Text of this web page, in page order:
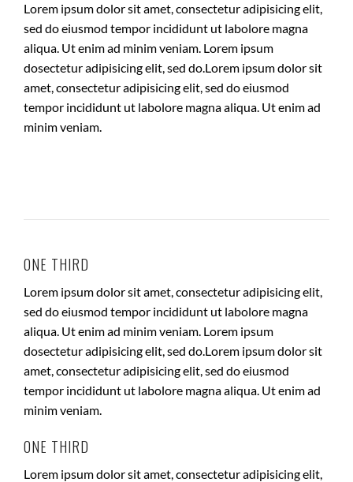
Lorem ipsum dolor sit amet, consectetur adipisicing elit,
sed do eiusmod tempor incididunt ut labolore magna
aliqua. Ut enim ad minim veniam. Lorem ipsum
dosectetur adipisicing elit, sed do.Lorem ipsum dolor sit
amet, consectetur adipisicing elit, sed do eiusmod
tempor incididunt ut labolore magna aliqua. Ut enim ad
minim veniam.
ONE THIRD
Lorem ipsum dolor sit amet, consectetur adipisicing elit,
sed do eiusmod tempor incididunt ut labolore magna
aliqua. Ut enim ad minim veniam. Lorem ipsum
dosectetur adipisicing elit, sed do.Lorem ipsum dolor sit
amet, consectetur adipisicing elit, sed do eiusmod
tempor incididunt ut labolore magna aliqua. Ut enim ad
minim veniam.
ONE THIRD
Lorem ipsum dolor sit amet, consectetur adipisicing elit,